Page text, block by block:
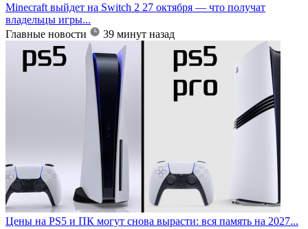
Minecraft выйдет на Switch 2 27 октября — что получат
владельцы игры...
Главные новости
39 минут назад
Цены на PS5 и ПК могут снова вырасти: вся память на 2027...